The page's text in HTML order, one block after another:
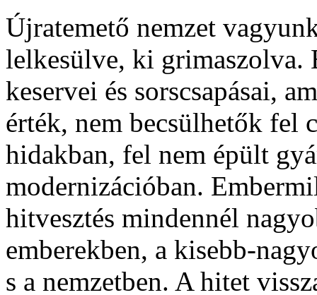
Újratemető nemzet
lelkesülve, ki grimaszolva.
keservei és sorscsapásai,
érték, nem becsülhetők fel
hidakban, fel nem épült
modernizációban.
hitvesztés mindennél
emberekben, a kisebb-
s a nemzetben. A hitet